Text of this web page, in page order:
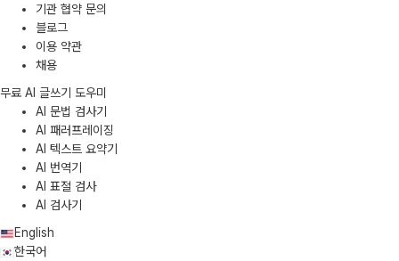
기관 협약 문의
블로그
이용 약관
채용
무료 AI 글쓰기 도우미
AI 문법 검사기
AI 패러프레이징
AI 텍스트 요약기
AI 번역기
AI 표절 검사
AI 검사기
English
한국어